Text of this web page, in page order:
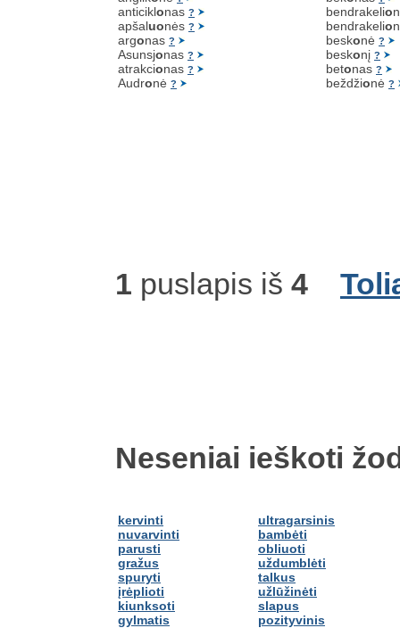
anticiklonas ?
apšaluonės ?
argonas ?
Asunsjonas ?
atrakcionas ?
Audronė ?
bendrakelio
bendrakelio
beskonė ?
beskonį ?
betonas ?
beždžionė ?
1 puslapis iš 4
Neseniai ieškoti
kervinti
nuvarvinti
parusti
gražus
spuryti
įrėplioti
kiunksoti
gylmatis
ultragarsinis
bambėti
obliuoti
uždumblėti
talkus
užlūžinėti
slapus
pozityvinis